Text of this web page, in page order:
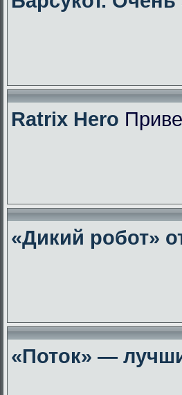
Ratrix Hero
«Дикий робот»
«Поток» —